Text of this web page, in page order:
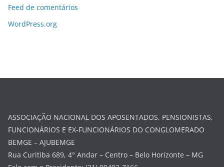
Feed de comentários
WordPress.org
ASSOCIAÇÃO NACIONAL DOS APOSENTADOS, PENSIONISTAS,
FUNCIONÁRIOS E EX-FUNCIONÁRIOS DO CONGLOMERADO
BEMGE – AJUBEMGE
Rua Curitiba 689, 4° Andar – Centro – Belo Horizonte – MG